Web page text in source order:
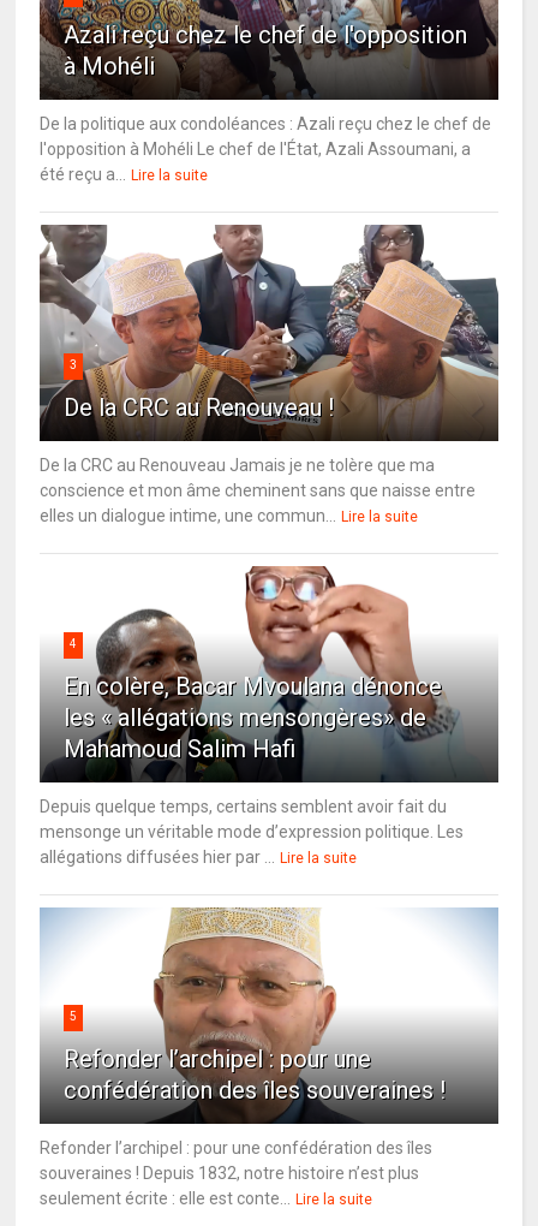
Azali reçu chez le chef de l'opposition
à Mohéli
De la politique aux condoléances : Azali reçu chez le chef de
l'opposition à Mohéli Le chef de l'État, Azali Assoumani, a
été reçu a...
Lire la suite
3
De la CRC au Renouveau !
De la CRC au Renouveau Jamais je ne tolère que ma
conscience et mon âme cheminent sans que naisse entre
elles un dialogue intime, une commun...
Lire la suite
4
En colère, Bacar Mvoulana dénonce
les « allégations mensongères» de
Mahamoud Salim Hafi
Depuis quelque temps, certains semblent avoir fait du
mensonge un véritable mode d’expression politique. Les
allégations diffusées hier par ...
Lire la suite
5
Refonder l’archipel : pour une
confédération des îles souveraines !
Refonder l’archipel : pour une confédération des îles
souveraines ! Depuis 1832, notre histoire n’est plus
seulement écrite : elle est conte...
Lire la suite